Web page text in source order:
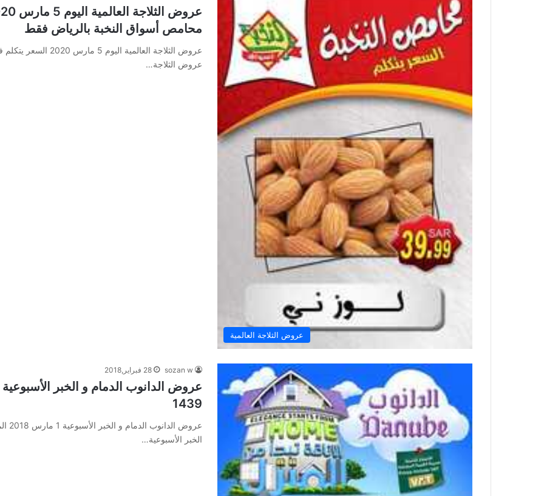
عروض الثلاجة العالمية
محامص أسواق النخبة بالرياض فقط
عروض الثلاجة
عروض الثلاجة…
sozan w 28 فبراير,2018
1439
الخبر الأسبوعية…